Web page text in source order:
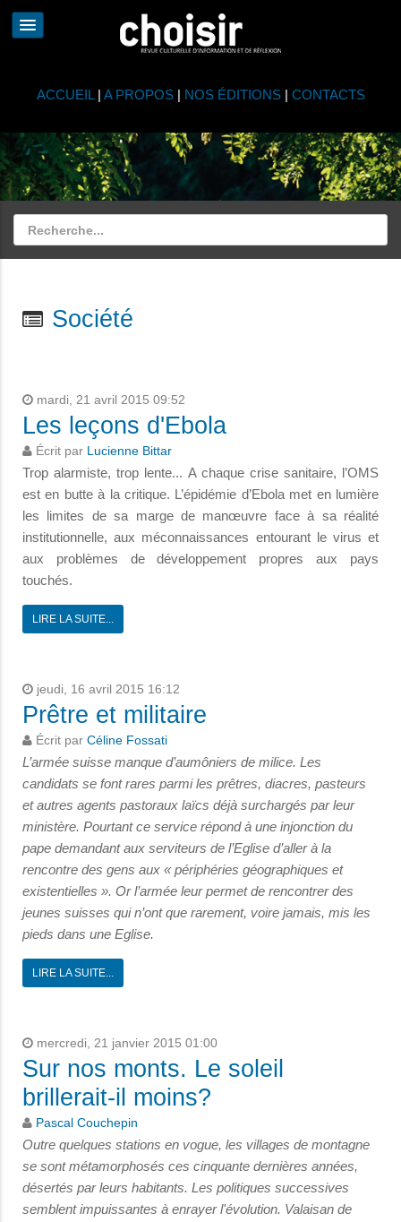
ACCUEIL | A PROPOS| NOS ÉDITIONS| CONTACTS
Société
mardi, 21 avril 2015 09:52
Les leçons d'Ebola
Écrit par Lucienne Bittar
Trop alarmiste, trop lente... A chaque crise sanitaire, l’OMS
est en butte à la critique. L’épidémie d’Ebola met en lumière
les limites de sa marge de manœuvre face à sa réalité
institutionnelle, aux méconnaissances entourant le virus et
aux problèmes de développement propres aux pays
touchés.
LIRE LA SUITE...
jeudi, 16 avril 2015 16:12
Prêtre et militaire
Écrit par Céline Fossati
L’armée suisse manque d’aumôniers de milice. Les
candidats se font rares parmi les prêtres, diacres, pasteurs
et autres agents pastoraux laïcs déjà surchargés par leur
ministère. Pourtant ce service répond à une injonction du
pape demandant aux serviteurs de l’Eglise d’aller à la
rencontre des gens aux « périphéries géographiques et
existentielles ». Or l’armée leur permet de rencontrer des
jeunes suisses qui n’ont que rarement, voire jamais, mis les
pieds dans une Eglise.
LIRE LA SUITE...
mercredi, 21 janvier 2015 01:00
Sur nos monts. Le soleil
brillerait-il moins?
Pascal Couchepin
Outre quelques stations en vogue, les villages de montagne
se sont métamorphosés ces cinquante dernières années,
désertés par leurs habitants. Les politiques successives
semblent impuissantes à enrayer l'évolution. Valaisan de